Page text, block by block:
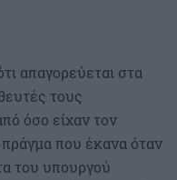
απαγορεύεται στα
τους
όσο είχαν τον
που έκανα όταν
του υπουργού